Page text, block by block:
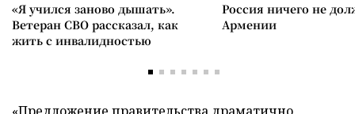
«Я учился заново дышать».
Ветеран СВО рассказал, как
жить с инвалидностью
Россия ничего не
Армении